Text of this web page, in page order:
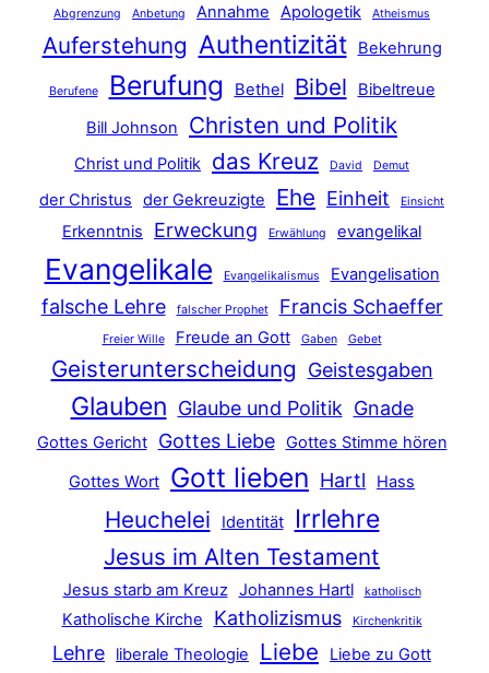
Abgrenzung Anbetung Annahme Apologetik Atheismus
Auferstehung Authentizität Bekehrung
Berufene Berufung Bethel Bibel
Bibeltreue
Bill Johnson
Christen und Politik
Christ und Politik das Kreuz David Demut
der Christus der Gekreuzigte Ehe Einheit Einsicht
Erkenntnis Erweckung Erwählung evangelikal
Evangelikale Evangelikalismus Evangelisation
falsche Lehre falscher Prophet Francis Schaeffer
Freier Wille Freude an Gott Gaben Gebet
Geisterunterscheidung Geistesgaben
Glauben Glaube und Politik Gnade
Gottes Gericht Gottes Liebe Gottes Stimme hören
Gottes Wort
Gott lieben Hartl Hass
Heuchelei Identität Irrlehre
Jesus im Alten Testament
Jesus starb am Kreuz Johannes Hartl katholisch
Katholische Kirche Katholizismus Kirchenkritik
Lehre liberale Theologie Liebe Liebe zu Gott